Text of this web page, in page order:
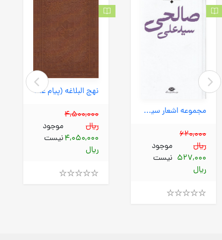
نهج البلاغه (پیام عدالت) وزیری جعبه دار چرم معطر
4,500,000
ریال
4,050,000
ریال
موجود
نیست
مجموعه اشعار سیدعلی صالحی - باران (نگاه) پالتویی سلفون
620,000
ریال
527,000
ریال
موجود
نیست